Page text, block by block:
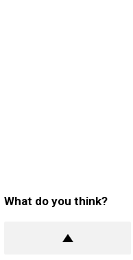
What do you think?